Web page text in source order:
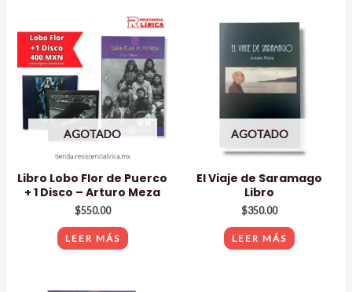
AGOTADO
Libro Lobo Flor de Puerco
+ 1 Disco – Arturo Meza
$550.00
LEER MÁS
AGOTADO
El Viaje de Saramago
Libro
$350.00
LEER MÁS